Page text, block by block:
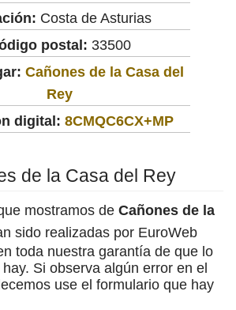
Costa de Asturias
postal: 33500
Cañones de la Casa del
Rey
digital: 8CMQC6CX+MP
de la Casa del Rey
mostramos de Cañones de la
sido realizadas por EuroWeb
toda nuestra garantía de que lo
Si observa algún error en el
use el formulario que hay